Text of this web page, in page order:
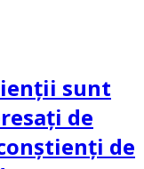
sunt
de
de